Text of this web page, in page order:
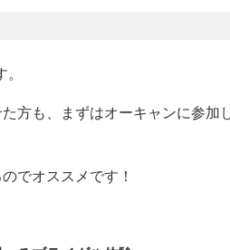
方も、まずはオーキャンに参加
でオススメです！